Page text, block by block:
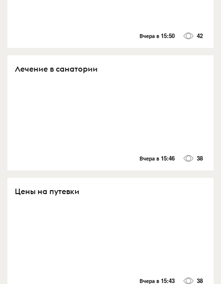
Вчера в 15:50 42
Лечение в санатории
Вчера в 15:46 38
Цены на путевки
Вчера в 15:43 38